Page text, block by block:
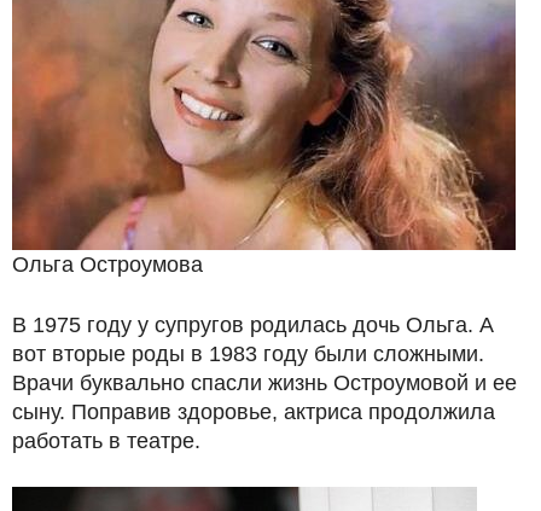
Ольга Остроумова
В 1975 году у супругов родилась дочь Ольга. А
вот вторые роды в 1983 году были сложными.
Врачи буквально спасли жизнь Остроумовой и ее
сыну. Поправив здоровье, актриса продолжила
работать в театре.